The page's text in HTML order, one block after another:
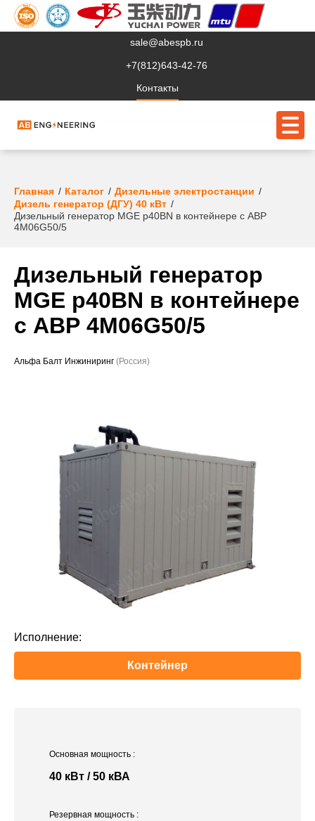
sale@abespb.ru
+7(812)643-42-76
Контакты
О компании
Клиентам
Сервис
Судовое ЭО
Проекты
Главная Каталог
Дизельные электростанции
Дизель генератор (ДГУ) 40 кВт
Дизельный генератор MGE p40BN в контейнере с АВР
4M06G50/5
Дизельный генератор
MGE p40BN в контейнере
с АВР 4M06G50/5
Альфа Балт Инжиниринг (Россия)
Исполнение:
Контейнер
Основная мощность :
40 кВт / 50 кВА
Резервная мощность :